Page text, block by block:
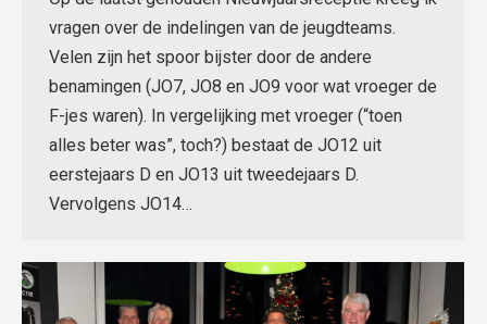
vragen over de indelingen van de jeugdteams.
Velen zijn het spoor bijster door de andere
benamingen (JO7, JO8 en JO9 voor wat vroeger de
F-jes waren). In vergelijking met vroeger (“toen
alles beter was”, toch?) bestaat de JO12 uit
eerstejaars D en JO13 uit tweedejaars D.
Vervolgens JO14…